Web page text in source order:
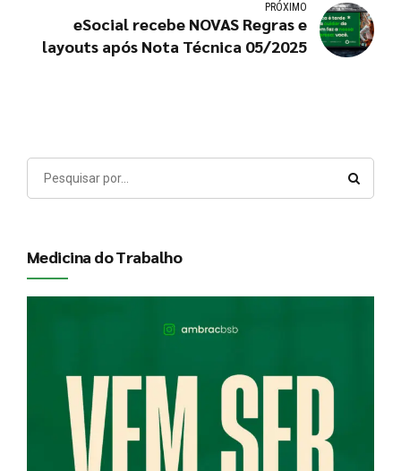
PRÓXIMO
eSocial recebe NOVAS Regras e
layouts após Nota Técnica 05/2025
Medicina do Trabalho